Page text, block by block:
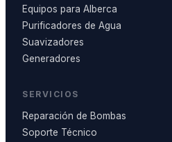
Equipos para Alberca
Purificadores de Agua
Suavizadores
Generadores
SERVICIOS
Reparación de Bombas
Soporte Técnico